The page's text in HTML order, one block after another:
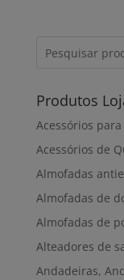
Produtos
Acessórios
Acessórios de
Almofadas
Almofadas de
Almofadas de
Alteadores de
Andadeiras,